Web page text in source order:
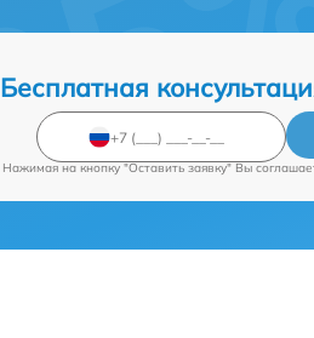
Бесплатная
Нажимая на кнопку "Оставить заявку" Вы